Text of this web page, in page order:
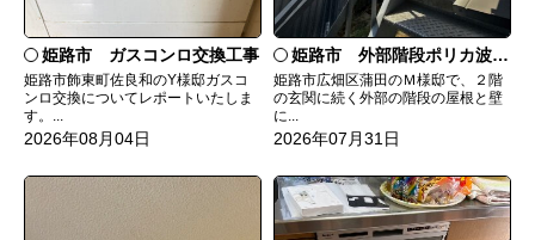
姫路市 ガスコンロ交換工事
姫路市飾東町佐良和のY様邸ガスコ
ンロ交換についてレポートいたしま
す。...
2026年08月04日
姫路市 外部階段ポリカ波板張替工事
姫路市広畑区蒲田のＭ様邸で、２階
の玄関に続く外部の階段の屋根と壁
に...
2026年07月31日